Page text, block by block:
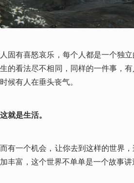
人固有喜怒哀乐，每个人都是一个独
生的看法尽不相同，同样的一件事，
时候有人在垂头丧气。
这就是生活。
而有一个机会，让你去到这样的世界
加丰富，这个世界不单单是一个故事